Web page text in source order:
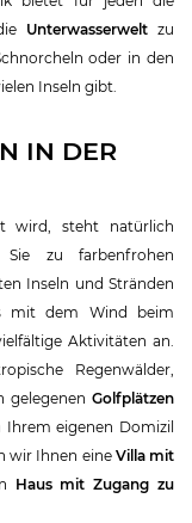
Unterwasserwelt zu
oder in den
Inseln gibt.
IN DER
wird, steht natürlich
Sie zu farbenfrohen
Inseln und Stränden
mit dem Wind beim
Aktivitäten an.
Regenwälder,
gelegenen Golfplätzen
eigenen Domizil
wir Ihnen eine Villa mit
Haus mit Zugang zu